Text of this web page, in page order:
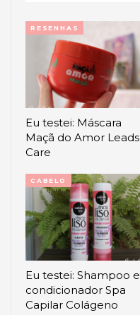
RESENHAS
Eu testei: Máscara
Maçã do Amor Leads
Care
CABELO
Eu testei: Shampoo e
condicionador Spa
Capilar Colágeno